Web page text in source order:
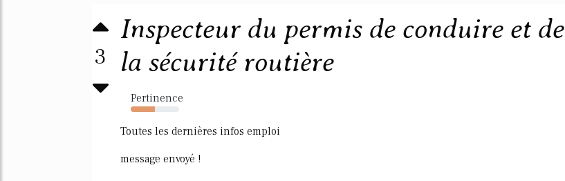
3
Inspecteur du permis de conduire et de
la sécurité routière
Pertinence
50%
Toutes les dernières infos emploi
message envoyé !